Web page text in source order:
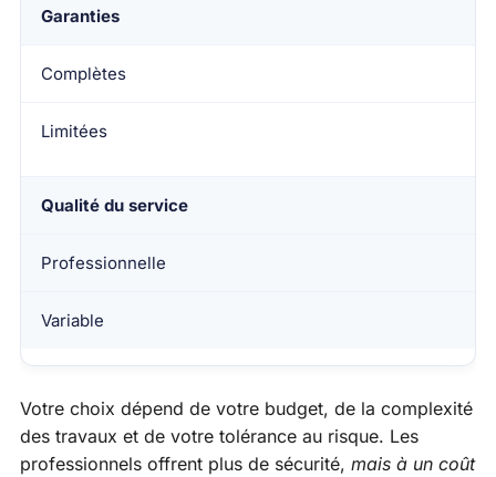
Garanties
Complètes
Limitées
Qualité du service
Professionnelle
Variable
Votre choix dépend de votre budget, de la complexité
des travaux et de votre tolérance au risque. Les
professionnels offrent plus de sécurité, mais à un coût